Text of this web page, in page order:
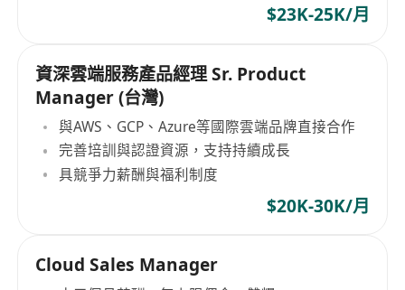
$23K-25K/月
資深雲端服務產品經理 Sr. Product
Manager (台灣)
與AWS、GCP、Azure等國際雲端品牌直接合作
完善培訓與認證資源，支持持續成長
具競爭力薪酬與福利制度
$20K-30K/月
Cloud Sales Manager